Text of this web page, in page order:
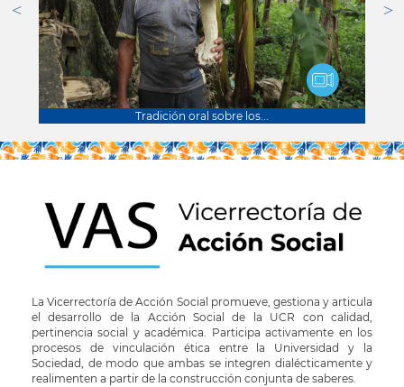
Tradición oral sobre los...
La Vicerrectoría de Acción Social promueve, gestiona y articula
el desarrollo de la Acción Social de la UCR con calidad,
pertinencia social y académica. Participa activamente en los
procesos de vinculación ética entre la Universidad y la
Sociedad, de modo que ambas se integren dialécticamente y
realimenten a partir de la construcción conjunta de saberes.